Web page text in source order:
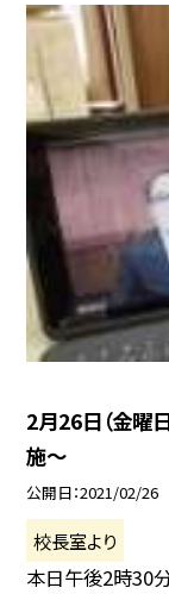
2月26日（金
施〜
公開日 2021/02/26
校長室より
本日午後2時30